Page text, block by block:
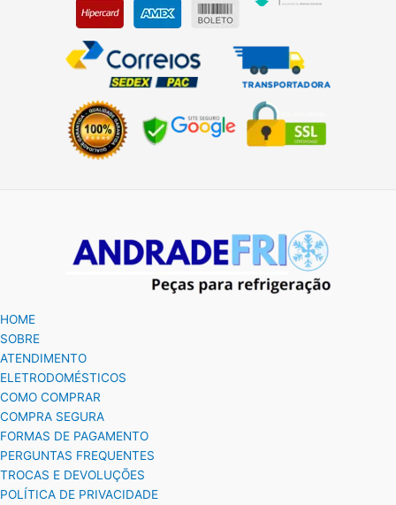
HOME
SOBRE
ATENDIMENTO
ELETRODOMÉSTICOS
COMO COMPRAR
COMPRA SEGURA
FORMAS DE PAGAMENTO
PERGUNTAS FREQUENTES
TROCAS E DEVOLUÇÕES
POLÍTICA DE PRIVACIDADE